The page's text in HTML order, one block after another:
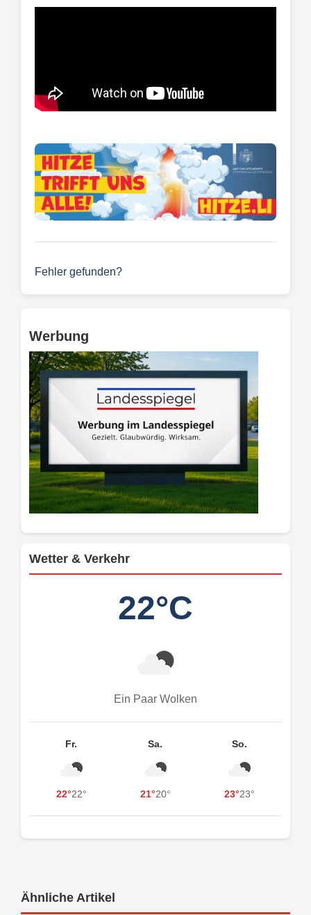
Fehler gefunden?
Werbung
Wetter & Verkehr
22°C
Ein Paar Wolken
Fr.
22°22°
Sa.
21°20°
So.
23°23°
Ähnliche Artikel